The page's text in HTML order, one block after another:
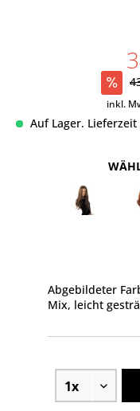
inkl.
Auf Lager.
Abgebildeter
Mix, leicht